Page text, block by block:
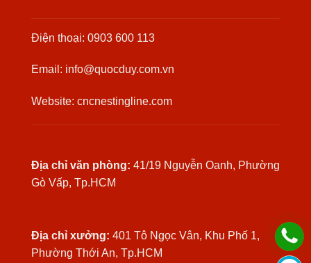
Điện thoại: 0903 600 113
Email: info@quocduy.com.vn
Website: cncnestingline.com
Địa chỉ văn phòng: 41/19 Nguyễn Oanh, Phường
Gò Vấp, Tp.HCM
Địa chỉ xưởng: 401 Tô Ngọc Vân, Khu Phố 1,
Phường Thới An, Tp.HCM